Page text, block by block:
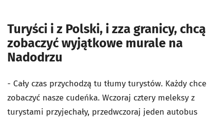
Turyści i z Polski, i zza granicy, chcą
zobaczyć wyjątkowe murale na
Nadodrzu
- Cały czas przychodzą tu tłumy turystów. Każdy chce
zobaczyć nasze cudeńka. Wczoraj cztery meleksy z
turystami przyjechały, przedwczoraj jeden autobus